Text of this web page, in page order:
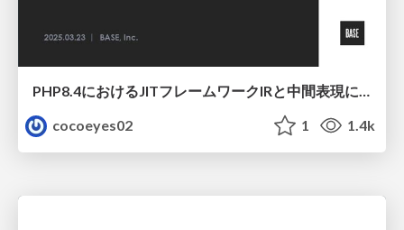
PHP8.4におけるJITフレームワークIRと中間表現について理解を深める
cocoeyes02
1 1.4k